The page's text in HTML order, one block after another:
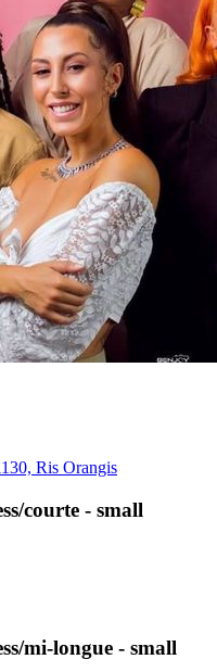
Ris Orangis
courte - small
mi-longue - small